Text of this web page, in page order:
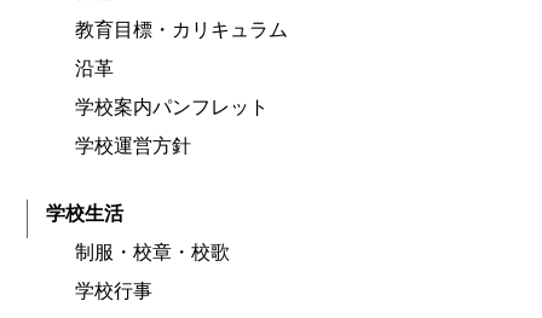
教育目標・カリキュラム
沿革
学校案内パンフレット
学校運営方針
学校生活
制服・校章・校歌
学校行事